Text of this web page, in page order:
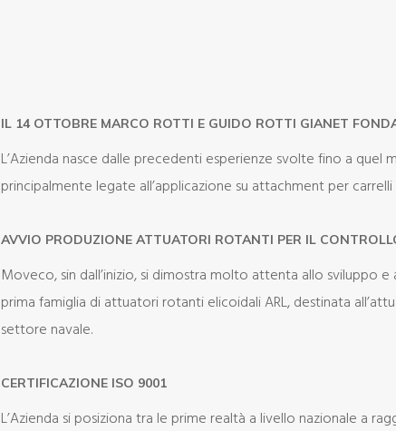
IL 14 OTTOBRE MARCO ROTTI E GUIDO ROTTI GIANET
L’Azienda nasce dalle precedenti esperienze svolte fino a
principalmente legate all’applicazione su attachment per
AVVIO PRODUZIONE ATTUATORI ROTANTI PER IL
Moveco, sin dall’inizio, si dimostra molto attenta allo sviluppo
prima famiglia di attuatori rotanti elicoidali ARL, destinata
settore navale.
CERTIFICAZIONE ISO 9001
L’Azienda si posiziona tra le prime realtà a livello nazionale a